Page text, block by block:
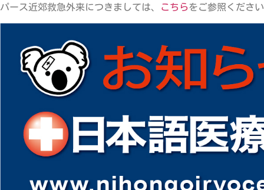
パース近郊救急外来につきましては、 こちらをご参照くださ